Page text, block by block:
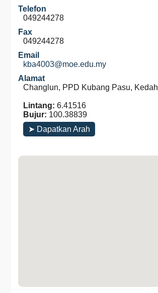
Telefon
049244278
Fax
049244278
Email
kba4003@moe.edu.my
Alamat
Changlun, PPD Kubang Pasu, Kedah
Lintang: 6.41516
Bujur: 100.38839
➤ Dapatkan Arah